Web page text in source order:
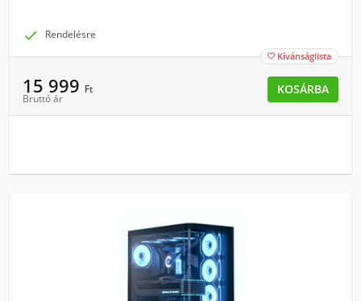
 Rendelésre
 Kívánságlista
15 999 Ft
Bruttó ár
KOSÁRBA